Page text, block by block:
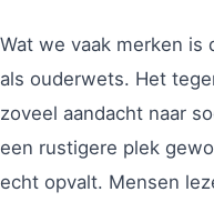
Wat we vaak merken is
als ouderwets. Het
zoveel aandacht naar
een rustigere plek
echt opvalt. Mensen